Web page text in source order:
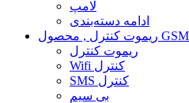
لامپ
ادامه دسته‌بندی
ریموت کنترل
Wifi کنترل
SMS کنترل
بی سیم